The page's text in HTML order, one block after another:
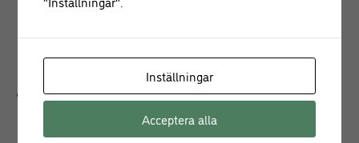
Delikatesser
Inställningar
Acceptera alla